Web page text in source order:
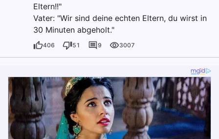
Eltern!!"
Vater: "Wir sind deine echten Eltern, du wirst in
30 Minuten abgeholt."
406 51 9 3007